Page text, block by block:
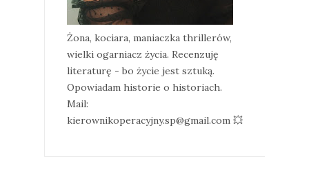
Żona, kociara, maniaczka thrillerów,
wielki ogarniacz życia. Recenzuję
literaturę - bo życie jest sztuką.
Opowiadam historie o historiach.
Mail:
kierownikoperacyjny.sp@gmail.com 💥